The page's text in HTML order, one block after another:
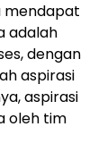
mendapat
adalah
dengan
aspirasi
aspirasi
oleh tim